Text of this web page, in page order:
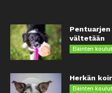
vältetään
Eläinten
Herkän
Eläinten